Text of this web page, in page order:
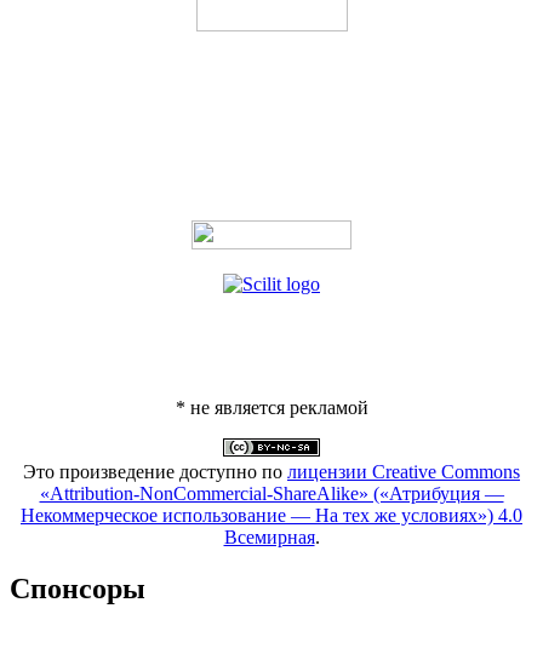
* не является рекламой
Это произведение доступно по лицензии Creative Commons
«Attribution-NonCommercial-ShareAlike» («Атрибуция —
Некоммерческое использование — На тех же условиях») 4.0
Всемирная.
Спонсоры